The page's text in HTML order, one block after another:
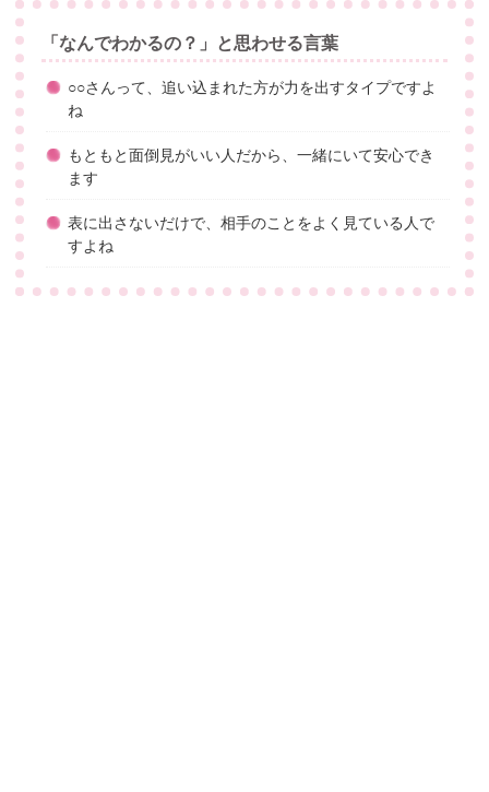
「なんでわかるの？」と思わせる言葉
○○さんって、追い込まれた方が力を出すタイプですよ
ね
もともと面倒見がいい人だから、一緒にいて安心でき
ます
表に出さないだけで、相手のことをよく見ている人で
すよね